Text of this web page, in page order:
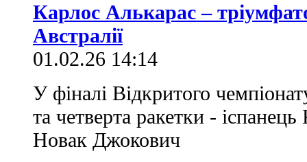
Карлос Алькарас –
Австралії
01.02.26 14:14
У фіналі Відкритого
та четверта ракетки -
Новак Джокович